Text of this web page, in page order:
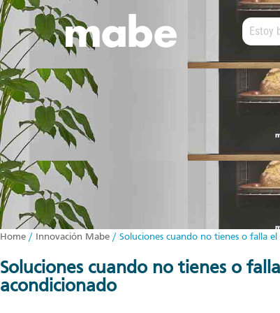
Home / Innovación Mabe / Soluciones cuando no tienes o falla
soluciones cuando no tienes o falla el control del aire
acondicionado